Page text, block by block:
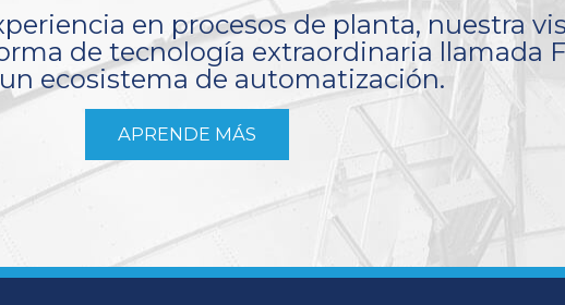
en procesos de planta, nuestra
de tecnología extraordinaria llamada
ecosistema de automatización.
APRENDE MÁS